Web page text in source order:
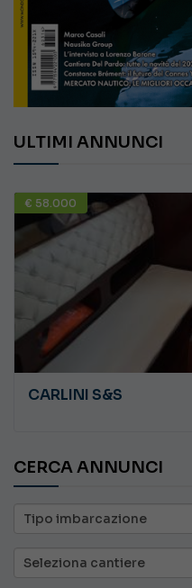
ULTIMI ANNUNCI
€ 58.000
CARLINI S&S
CERCA ANNUNCI